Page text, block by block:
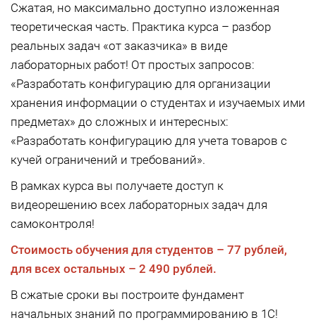
Сжатая, но максимально доступно изложенная
теоретическая часть. Практика курса – разбор
реальных задач «от заказчика» в виде
лабораторных работ! От простых запросов:
«Разработать конфигурацию для организации
хранения информации о студентах и изучаемых ими
предметах» до сложных и интересных:
«Разработать конфигурацию для учета товаров с
кучей ограничений и требований».
В рамках курса вы получаете доступ к
видеорешению всех лабораторных задач для
самоконтроля!
Стоимость обучения для студентов – 77 рублей,
для всех остальных – 2 490 рублей.
В сжатые сроки вы построите фундамент
начальных знаний по программированию в 1С!